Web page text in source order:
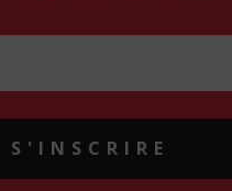
S'INSCRIRE